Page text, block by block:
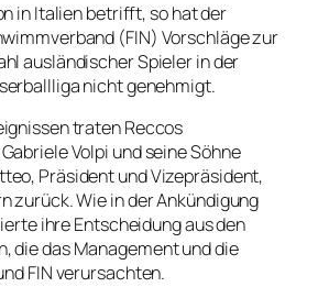
in Italien betrifft, so hat der
(FIN) Vorschläge zur
ausländischer Spieler in der
nicht genehmigt.
traten Reccos
Volpi und seine Söhne
Präsident und Vizepräsident,
zurück. Wie in der Ankündigung
ihre Entscheidung aus den
die das Management und die
FIN verursachten.